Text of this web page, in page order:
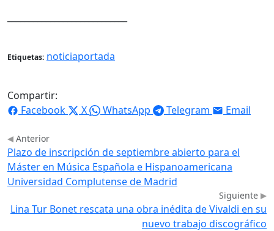
Etiquetas: noticiaportada
Compartir:
Facebook
X WhatsApp Telegram Email
Anterior
Plazo de inscripción de septiembre abierto para el
Máster en Música Española e Hispanoamericana
Universidad Complutense de Madrid
Siguiente
Lina Tur Bonet rescata una obra inédita de Vivaldi en su
nuevo trabajo discográfico